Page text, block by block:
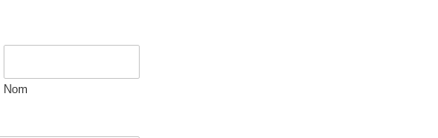
Nom